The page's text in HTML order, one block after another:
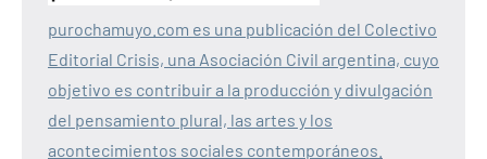
purochamuyo.com es una publicación del Colectivo
Editorial Crisis, una Asociación Civil argentina, cuyo
objetivo es contribuir a la producción y divulgación
del pensamiento plural, las artes y los
acontecimientos sociales contemporáneos.